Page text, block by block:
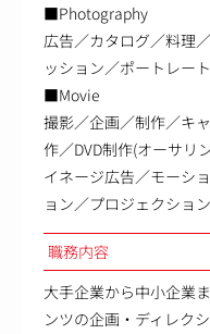
■Photography
広告／カタログ／料理
ッション／ポートレート
■Movie
撮影／企画／制作／キ
作／DVD制作(オーサリ
イネージ広告／モーシ
ョン／プロジェクショ
職務内容
大手企業から中小企業
ンツの企画・ディレク